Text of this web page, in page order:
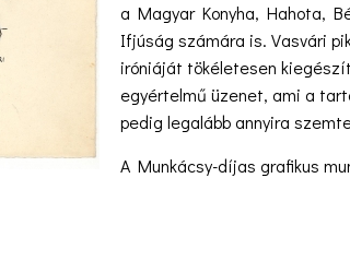
a Magyar Konyha, Hahota,
Ifjúság számára is. Vasvári
iróniáját tökéletesen
egyértelmű üzenet, ami a
pedig legalább annyira
A Munkácsy-díjas grafikus